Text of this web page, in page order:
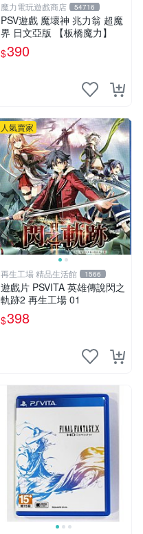
魔力電玩遊戲商店 54716
PSV遊戲 魔壞神 兆力翁 超魔
界 日文亞版 【板橋魔力】
$390
人氣賣家
再生工場 精品生活館 1566
遊戲片 PSVITA 英雄傳說閃之
軌跡2 再生工場 01
$398